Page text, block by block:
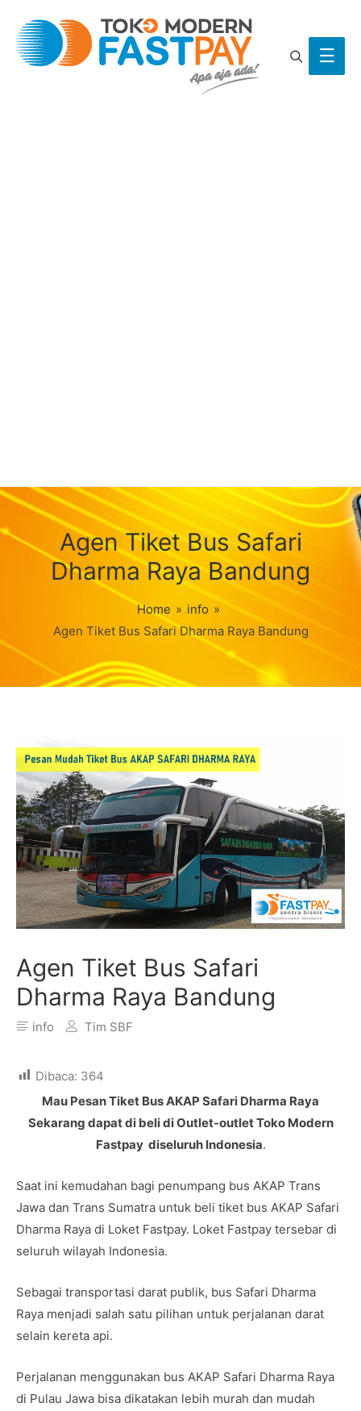
Main
Search
Agen Tiket Bus Safari
Dharma Raya Bandung
Home » info »
Agen Tiket Bus Safari Dharma Raya Bandung
Agen Tiket Bus Safari
Dharma Raya Bandung
info Tim SBF
Dibaca: 364
Mau Pesan Tiket Bus AKAP Safari Dharma Raya
Sekarang dapat di beli di Outlet-outlet Toko Modern
Fastpay diseluruh Indonesia.
Saat ini kemudahan bagi penumpang bus AKAP Trans
Jawa dan Trans Sumatra untuk beli tiket bus AKAP Safari
Dharma Raya di Loket Fastpay. Loket Fastpay tersebar di
seluruh wilayah Indonesia.
Sebagai transportasi darat publik, bus Safari Dharma
Raya menjadi salah satu pilihan untuk perjalanan darat
selain kereta api.
Perjalanan menggunakan bus AKAP Safari Dharma Raya
di Pulau Jawa bisa dikatakan lebih murah dan mudah